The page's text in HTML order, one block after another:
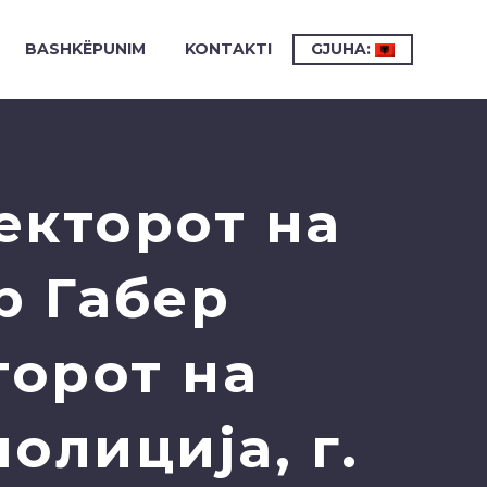
BASHKËPUNIM KONTAKTI GJUHA:
на
Габер
на
г.